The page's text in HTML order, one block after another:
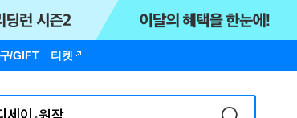
/GIFT 티켓